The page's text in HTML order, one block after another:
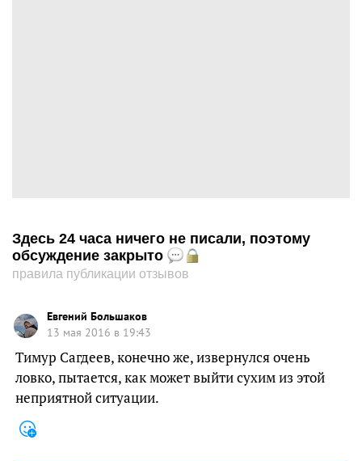
Здесь 24 часа ничего не писали, поэтому
обсуждение закрыто
правила публикации отзывов
Евгений Большаков
13 мая 2016 в 19:43
Тимур Сагдеев, конечно же, извернулся очень
ловко, пытается, как может выйти сухим из этой
неприятной ситуации.